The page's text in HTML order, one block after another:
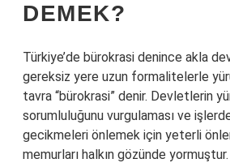
DEMEK?
Türkiye’de bürokrasi denince akla
gereksiz yere uzun formalitelerle
tavra “bürokrasi” denir. Devletlerin
sorumluluğunu vurgulaması ve
gecikmeleri önlemek için yeterli
memurları halkın gözünde yormuştur.